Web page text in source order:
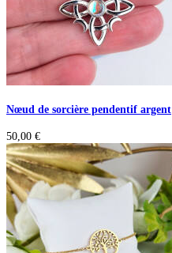
Nœud de sorcière pendentif argent
50,00 €